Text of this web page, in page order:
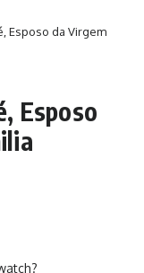
Esposo da Virgem
Esposo